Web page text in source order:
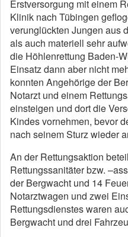
Erstversorgung mit einem
Klinik nach Tübingen
verunglückten Jungen aus
als auch materiell sehr
die Höhlenrettung Baden-
Einsatz dann aber nicht
konnten Angehörige der
Notarzt und einem
einsteigen und dort die
Kindes vornehmen, bevor
nach seinem Sturz wieder
An der Rettungsaktion
Rettungssanitäter bzw.
der Bergwacht und 14
Notarztwagen und zwei
Rettungsdienstes waren
Bergwacht und drei